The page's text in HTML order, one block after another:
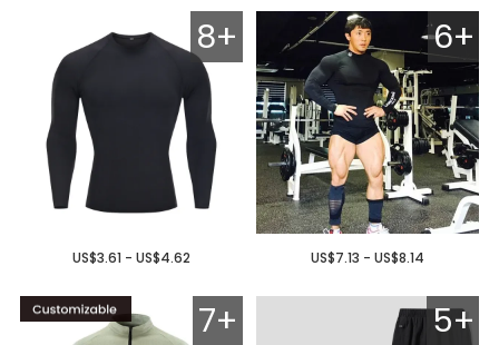
6+
US$7.13 - US$8.14
8+
US$3.61 - US$4.62
5+
7+